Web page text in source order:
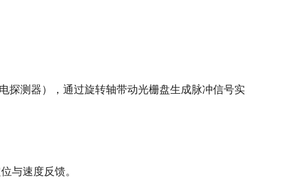
探测器），通过旋转轴带动光栅盘生成脉冲信号实
与速度反馈。